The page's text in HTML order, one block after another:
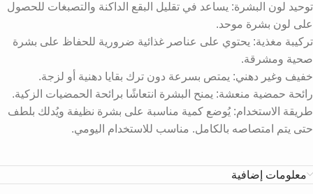
توحيد لون البشرة: يساعد في تقليل البقع الداكنة والتصبغات للحصول
على لون بشرة موحد.
تركيبة مغذية: يحتوي على عناصر غذائية ضرورية للحفاظ على بشرة
صحية ومشرقة.
خفيف وغير دهني: يمتص بسرعة دون ترك بقايا دهنية أو لزجة.
رائحة حمضية منعشة: يمنح البشرة انتعاشًا برائحة الحمضيات الزكية.
طريقة الاستخدام: يُوضع كمية مناسبة على بشرة نظيفة ويُدلك بلطف
حتى يتم امتصاصه بالكامل. مناسب للاستخدام اليومي.
معلومات إضافية